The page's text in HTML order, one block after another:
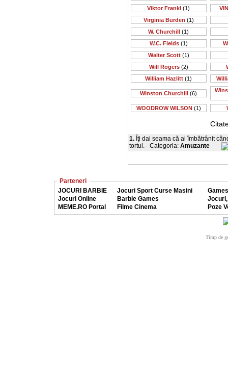
Viktor Frankl (1)
Virginia Burden (1)
W. Churchill (1)
W.C. Fields(1)
Walter Scott(1)
Will Rogers(2)
William Hazlitt (1)
Winston Churchill (6)
WOODROW WILSON(1)
1.Îţi dai seama că ai îmbătrânit
tortul. - Categoria: Amuzante
Parteneri
JOCURI BARBIE
Jocuri Sport Curse Masini
Jocuri Online
Barbie Games
MEME.RO Portal
Filme Cinema Poze
Timp de